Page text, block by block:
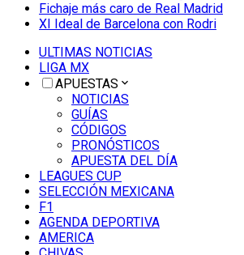
Fichaje más caro de Real Madrid
XI Ideal de Barcelona con Rodri
ULTIMAS NOTICIAS
LIGA MX
APUESTAS
NOTICIAS
GUÍAS
CÓDIGOS
PRONÓSTICOS
APUESTA DEL DÍA
LEAGUES CUP
SELECCIÓN MEXICANA
F1
AGENDA DEPORTIVA
AMERICA